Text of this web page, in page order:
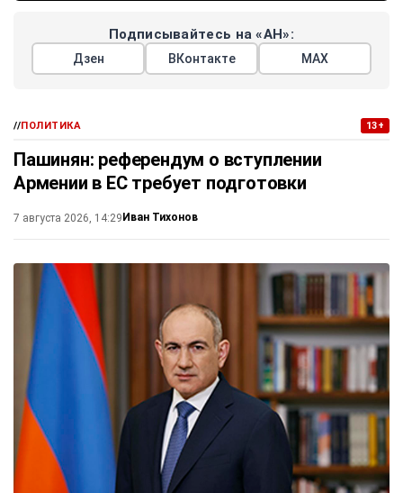
Подписывайтесь на «АН»:
Дзен ВКонтакте МАХ
//ПОЛИТИКА 13+
Пашинян: референдум о вступлении
Армении в ЕС требует подготовки
7 августа 2026, 14:29 Иван Тихонов